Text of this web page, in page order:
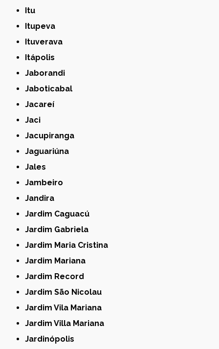
Itu
Itupeva
Ituverava
Itápolis
Jaborandi
Jaboticabal
Jacareí
Jaci
Jacupiranga
Jaguariúna
Jales
Jambeiro
Jandira
Jardim Caguacú
Jardim Gabriela
Jardim Maria Cristina
Jardim Mariana
Jardim Record
Jardim São Nicolau
Jardim Vila Mariana
Jardim Villa Mariana
Jardinópolis